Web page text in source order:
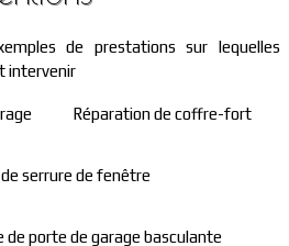
de prestations sur lequelles
intervenir
Réparation de coffre-fort
serrure de fenêtre
de porte de garage basculante